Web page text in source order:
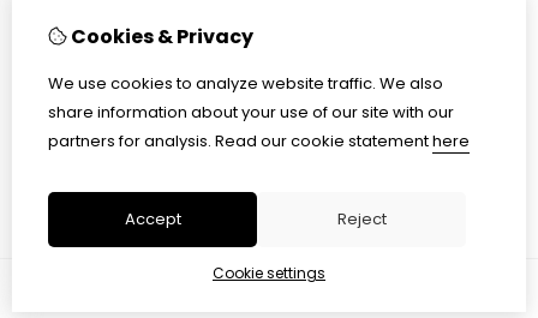
Sipariş Geçmişim
Müşteri Servisi
Ürün İadesi
Cookies & Privacy
We use cookies to analyze website traffic. We also
share information about your use of our site with our
partners for analysis. Read our cookie statementhere
Accept Reject
Cookie settings